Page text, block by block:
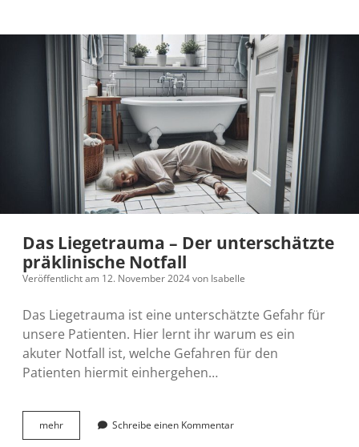
Das Liegetrauma – Der unterschätzte
präklinische Notfall
Veröffentlicht am 12. November 2024von Isabelle
Das Liegetrauma ist eine unterschätzte Gefahr für
unsere Patienten. Hier lernt ihr warum es ein
akuter Notfall ist, welche Gefahren für den
Patienten hiermit einhergehen…
mehrDas
Liegetrauma
Schreibe einen Kommentar